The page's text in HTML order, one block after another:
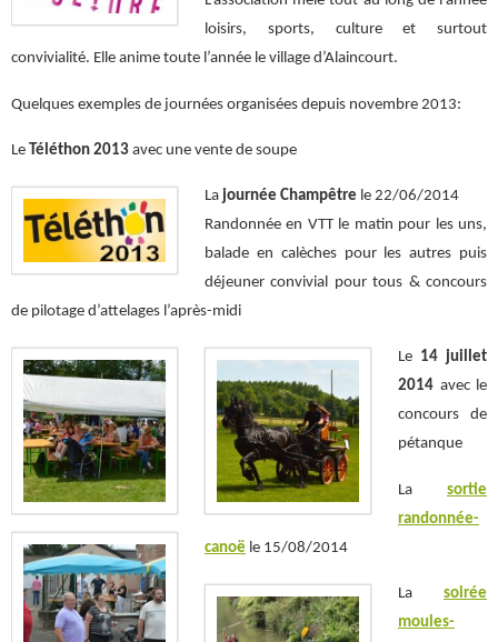
loisirs, sports, culture et surtout
convivialité. Elle anime toute l’année le village d’Alaincourt.
Quelques exemples de journées organisées depuis novembre 2013:
Le Téléthon 2013 avec une vente de soupe
La journée Champêtre le 22/06/2014
Randonnée en VTT le matin pour les uns,
balade en calèches pour les autres puis
déjeuner convivial pour tous & concours
de pilotage d’attelages l’après-midi
Le 14 juillet
2014 avec le
concours de
pétanque
La sortie
randonnée-
canoë le 15/08/2014
La soirée
moules-